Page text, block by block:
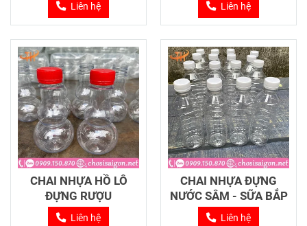
Liên hệ Liên hệ
CHAI NHỰA HỒ LÔ
ĐỰNG RƯỢU
Liên hệ
CHAI NHỰA ĐỰNG
NƯỚC SÂM - SỮA BẮP
Liên hệ